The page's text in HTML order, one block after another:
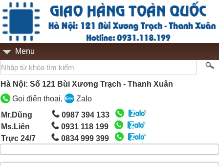
Menu
Hà Nội: Số 121 Bùi Xương Trạch - Thanh Xuân
Gọi điện thoại,
Zalo
Mr.Dũng
0987 394 133
Ms.Liên
0931 118 199
Trực 24/7
0834 999 399